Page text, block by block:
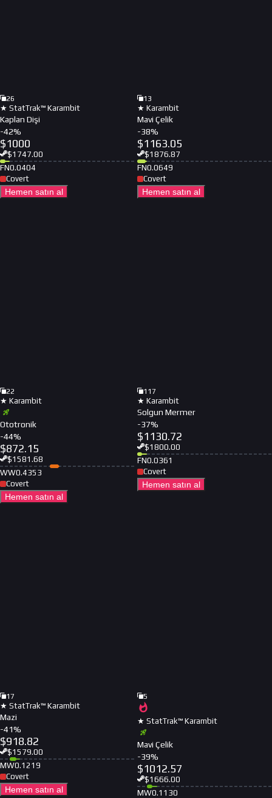
26
★ StatTrak™ Karambit
Kaplan Dişi
-42%
$1000
$1747.00
FN0.0404
Covert
Hemen satın al
13
★ Karambit
Mavi Çelik
-38%
$1163.05
$1876.87
FN0.0649
Covert
Hemen satın al
22
★ Karambit
Ototronik
-44%
$872.15
$1581.68
WW0.4353
Covert
Hemen satın al
117
★ Karambit
Solgun Mermer
-37%
$1130.72
$1800.00
FN0.0361
Covert
Hemen satın al
17
★ StatTrak™ Karambit
Mazi
-41%
$918.82
$1579.00
MW0.1219
Covert
Hemen satın al
5
★ StatTrak™ Karambit
Mavi Çelik
-39%
$1012.57
$1666.00
MW0.1130